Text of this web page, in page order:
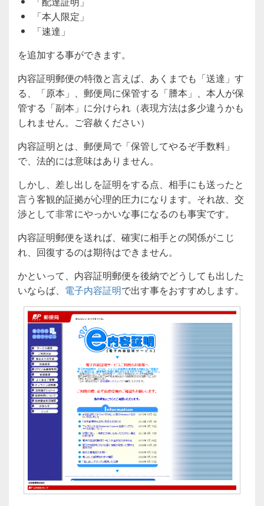
「本人限定」
「速達」
を追加する事ができます。
内容証明郵便の特徴と言えば、あくまでも「送達」す
る、「原本」、郵便局に保管する「謄本」、本人が保
管する「副本」に分けられ（表現方法は多少違うかも
しれません。ご容赦ください）
内容証明とは、郵便局で「保管してやるぞ手数料」
で、法的には意味はありません。
しかし、差し出しを証明をする点、相手にも送ったと
言う客観的証拠が心理的圧力になります。それ故、交
渉として非常にやっかいな事になるのも事実です。
内容証明郵便を送れば、確実に相手との関係がこじ
れ、回復するのは期待はできません。
かといって、内容証明郵便を後納でどうしても出した
いならば、 電子内容証明で出す事をおすすめします。